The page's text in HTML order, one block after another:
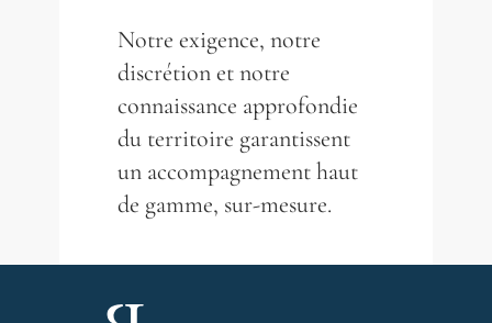
Notre exigence, notre
discrétion et notre
connaissance approfondie
du territoire garantissent
un accompagnement haut
de gamme, sur-mesure.